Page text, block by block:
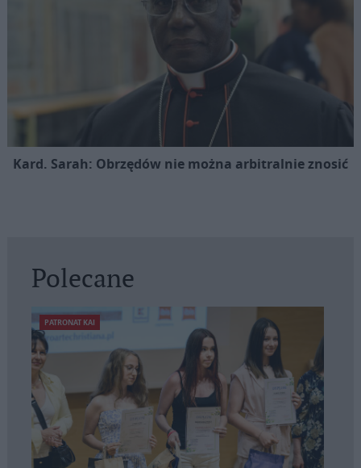
Kard. Sarah: Obrzędów nie można arbitralnie znosić
Polecane
PATRONAT KAI